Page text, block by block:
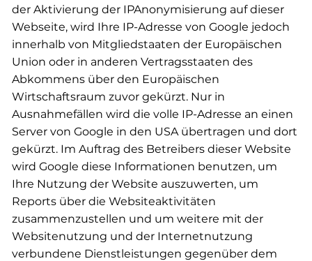
der Aktivierung der IPAnonymisierung auf dieser
Webseite, wird Ihre IP-Adresse von Google jedoch
innerhalb von Mitgliedstaaten der Europäischen
Union oder in anderen Vertragsstaaten des
Abkommens über den Europäischen
Wirtschaftsraum zuvor gekürzt. Nur in
Ausnahmefällen wird die volle IP-Adresse an einen
Server von Google in den USA übertragen und dort
gekürzt. Im Auftrag des Betreibers dieser Website
wird Google diese Informationen benutzen, um
Ihre Nutzung der Website auszuwerten, um
Reports über die Websiteaktivitäten
zusammenzustellen und um weitere mit der
Websitenutzung und der Internetnutzung
verbundene Dienstleistungen gegenüber dem